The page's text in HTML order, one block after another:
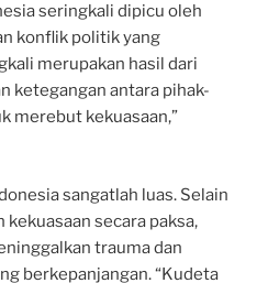
seringkali dipicu oleh
konflik politik yang
merupakan hasil dari
ketegangan antara pihak-
merebut kekuasaan,”
sangatlah luas. Selain
secara paksa,
trauma dan
berkepanjangan. “Kudeta